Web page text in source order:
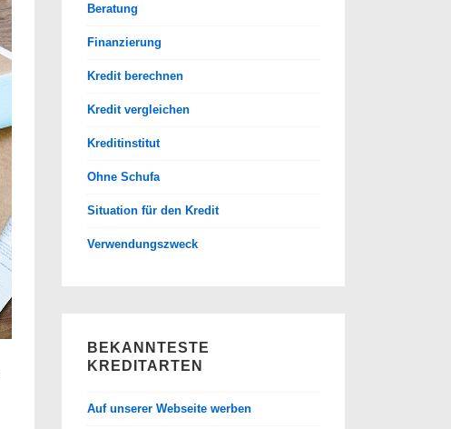
Beratung
Finanzierung
Kredit berechnen
Kredit vergleichen
Kreditinstitut
Ohne Schufa
Situation für den Kredit
Verwendungszweck
BEKANNTESTE
KREDITARTEN
Auf unserer Webseite werben